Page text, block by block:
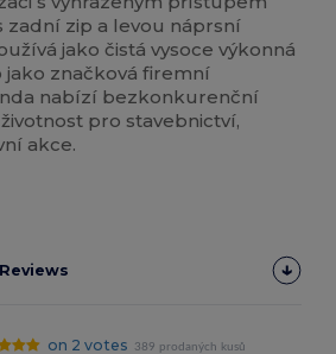
zadní zip a levou náprsní
jako čistá vysoce výkonná
jako značková firemní
nabízí bezkonkurenční
pro stavebnictví,
akce.
on 2 votes 389 prodaných kusů